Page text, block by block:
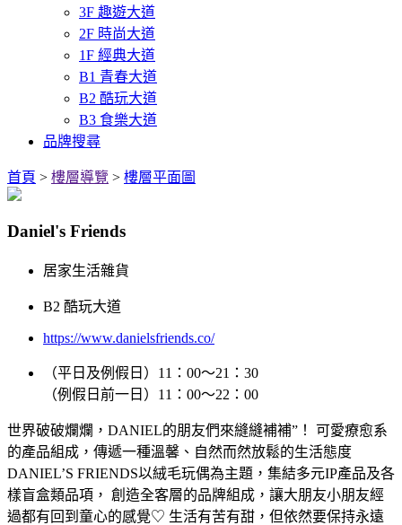
3F 趣遊大道
2F 時尚大道
1F 經典大道
B1 青春大道
B2 酷玩大道
B3 食樂大道
品牌搜尋
首頁 > 樓層導覽 > 樓層平面圖
Daniel's Friends
居家生活雜貨
B2 酷玩大道
https://www.danielsfriends.co/
（平日及例假日）11：00～21：30
（例假日前一日）11：00～22：00
世界破破爛爛，DANIEL的朋友們來縫縫補補”！ 可愛療愈系
的產品組成，傳遞一種溫馨、自然而然放鬆的生活態度
DANIEL’S FRIENDS以絨毛玩偶為主題，集結多元IP產品及各
樣盲盒類品項， 創造全客層的品牌組成，讓大朋友小朋友經
過都有回到童心的感覺♡ 生活有苦有甜，但依然要保持永遠